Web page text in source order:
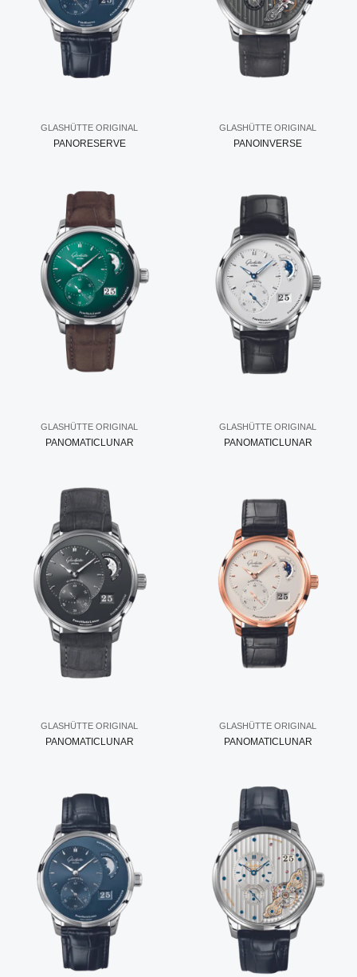
GLASHÜTTE ORIGINAL
PANORESERVE
GLASHÜTTE ORIGINAL
PANOINVERSE
GLASHÜTTE ORIGINAL
PANOMATICLUNAR
GLASHÜTTE ORIGINAL
PANOMATICLUNAR
GLASHÜTTE ORIGINAL
PANOMATICLUNAR
GLASHÜTTE ORIGINAL
PANOMATICLUNAR